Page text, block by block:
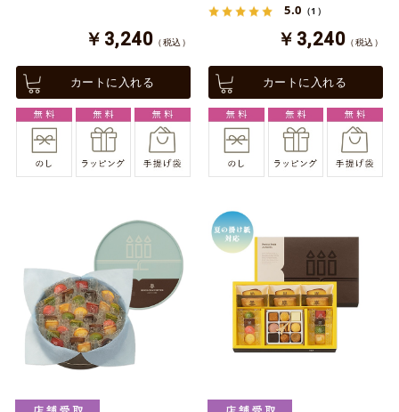
￥3,240 （税込）
カートに入れる
5.0 （1）
￥3,240 （税込）
カートに入れる